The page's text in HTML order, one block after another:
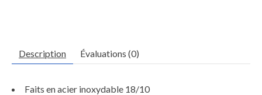
Description Évaluations (0)
Faits en acier inoxydable 18/10